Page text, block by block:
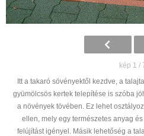
kép 1 /
Itt a takaró sövényektől kezdve, a
gyümölcsös kertek telepítése is szóba
a növények tövében. Ez lehet
ellen, mely egy természetes anyag
felújítást igényel. Másik lehetőség a